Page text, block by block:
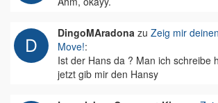
DingoMAradona zu Zeig mir
Move!:
Ist der Hans da ? Man ich schreibe
jetzt gib mir den Hansy